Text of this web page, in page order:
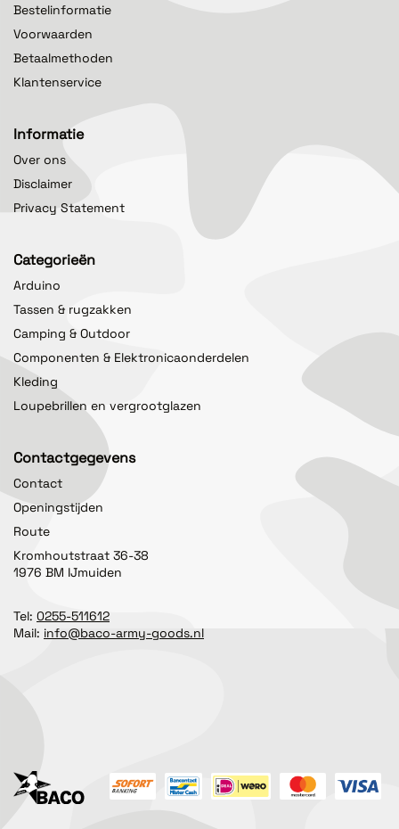
Bestelinformatie
Voorwaarden
Betaalmethoden
Klantenservice
Informatie
Over ons
Disclaimer
Privacy Statement
Categorieën
Arduino
Tassen & rugzakken
Camping & Outdoor
Componenten & Elektronicaonderdelen
Kleding
Loupebrillen en vergrootglazen
Contactgegevens
Contact
Openingstijden
Route
Kromhoutstraat 36-38
1976 BM IJmuiden
Tel: 0255-511612
Mail: info@baco-army-goods.nl